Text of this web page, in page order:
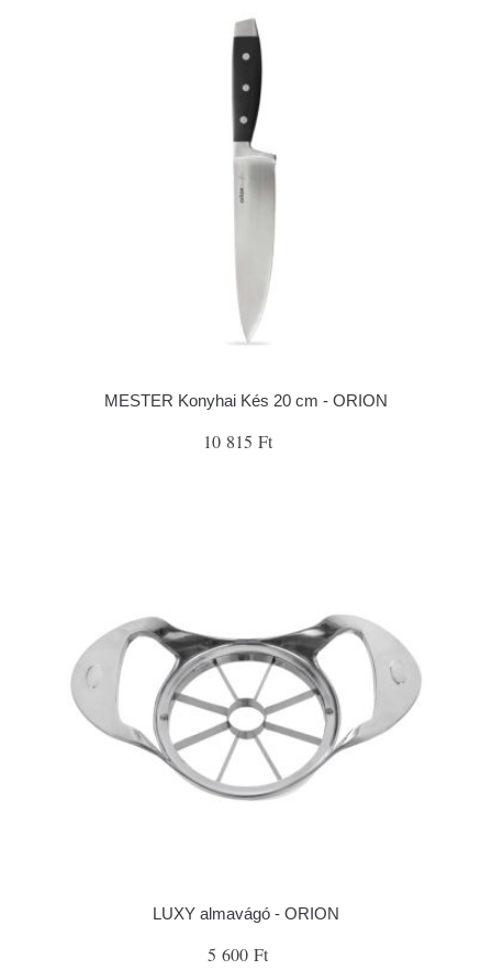
MESTER Konyhai Kés 20 cm - ORION
10 815 Ft
LUXY almavágó - ORION
5 600 Ft